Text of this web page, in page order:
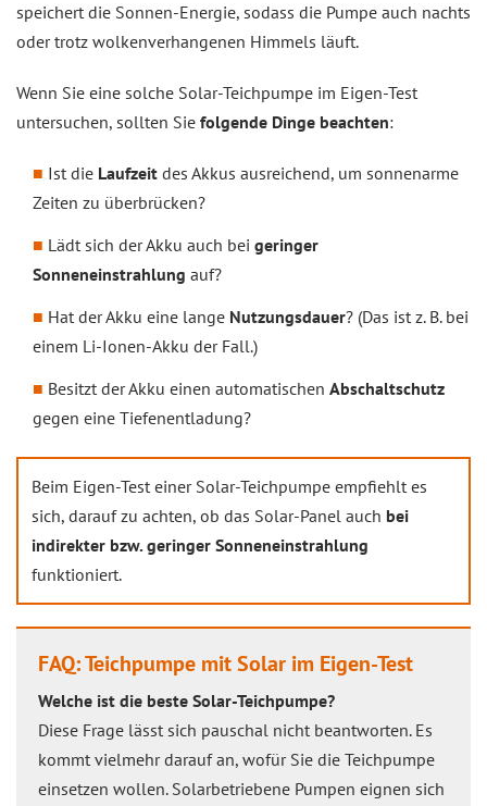
speichert die Sonnen-Energie, sodass die Pumpe auch nachts
oder trotz wolkenverhangenen Himmels läuft.
Wenn Sie eine solche Solar-Teichpumpe im Eigen-Test
untersuchen, sollten Sie folgende Dinge beachten:
Ist die Laufzeit des Akkus ausreichend, um sonnenarme
Zeiten zu überbrücken?
Lädt sich der Akku auch bei geringer
Sonneneinstrahlung auf?
Hat der Akku eine lange Nutzungsdauer? (Das ist z. B. bei
einem Li-Ionen-Akku der Fall.)
Besitzt der Akku einen automatischen Abschaltschutz
gegen eine Tiefenentladung?
Beim Eigen-Test einer Solar-Teichpumpe empfiehlt es
sich, darauf zu achten, ob das Solar-Panel auch bei
indirekter bzw. geringer Sonneneinstrahlung
funktioniert.
FAQ: Teichpumpe mit Solar im Eigen-Test
Welche ist die beste Solar-Teichpumpe?
Diese Frage lässt sich pauschal nicht beantworten. Es
kommt vielmehr darauf an, wofür Sie die Teichpumpe
einsetzen wollen. Solarbetriebene Pumpen eignen sich